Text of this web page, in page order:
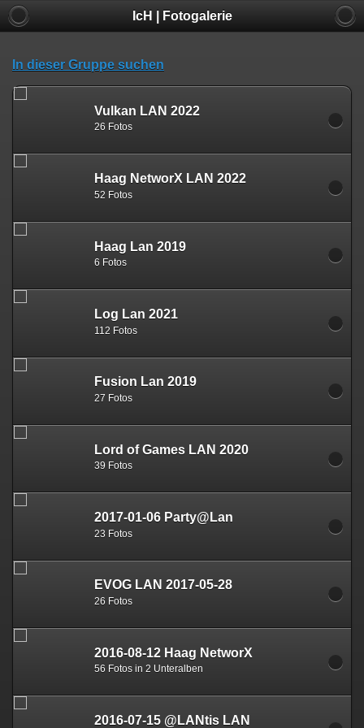
IcH | Fotogalerie
In dieser Gruppe suchen
Vulkan LAN 2022
26 Fotos
Haag NetworX LAN 2022
52 Fotos
Haag Lan 2019
6 Fotos
Log Lan 2021
112 Fotos
Fusion Lan 2019
27 Fotos
Lord of Games LAN 2020
39 Fotos
2017-01-06 Party@Lan
23 Fotos
EVOG LAN 2017-05-28
26 Fotos
2016-08-12 Haag NetworX
56 Fotos in 2 Unteralben
2016-07-15 @LANtis LAN